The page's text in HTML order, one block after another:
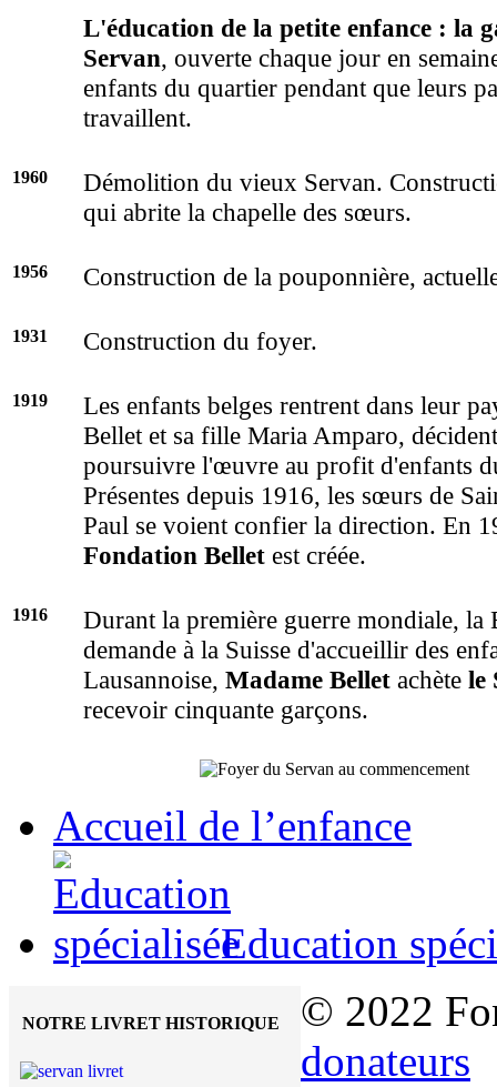
L'éducation de la petite enfance : la
Servan, ouverte chaque jour en
enfants du quartier pendant que leurs
travaillent.
1960
Démolition du vieux Servan.
qui abrite la chapelle des sœurs.
1956 Construction de la pouponnière,
1931 Construction du foyer.
1919
Les enfants belges rentrent dans leur
Bellet et sa fille Maria Amparo,
poursuivre l'œuvre au profit d'enfants
Présentes depuis 1916, les sœurs de
Paul se voient confier la direction. En
Fondation Bellet est créée.
1916
Durant la première guerre mondiale, la
demande à la Suisse d'accueillir des
Lausannoise, Madame Bellet achète le
recevoir cinquante garçons.
Accueil de l’enfance
Education
NOTRE LIVRET HISTORIQUE
© 2022
donateurs